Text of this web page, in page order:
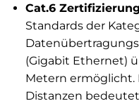
Cat.6
Standards der
(Gigabit Ethernet)
Metern ermöglicht.
Distanzen